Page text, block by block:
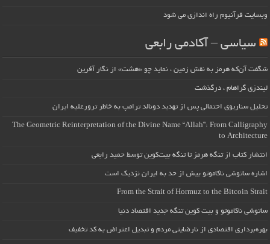
وبسایت قرآنیوم راه اندازی می شود
سیاسی – آکادمی رابعی
شگفت آن‌که هرمز به نقش زمین ، نماید چو «هشت» از نگار آفرین
لیندزی گراهام ، درگذشت
تحلیل سناریوی احتمالی پس از تهدید دونالد ترامپ به خاطر ترورعلیه ایران
The Geometric Reinterpretation of the Divine Name “Allah”: From Calligraphy
to Architecture
انتشار کتاب از تنگه هرمز تا تنگه بیت‌کوین توسط حمید رابعی
اشاره ساتوشی ناکاموتو بیش از حد به ایران نزدیک است
From the Strait of Hormuz to the Bitcoin Strait
ساتوشی ناکاموتو و بیت کوین تنگه جدید اقتصاد دنیا
بهره‌برداری اقتصادی از نارضایتی مردم و تبدیل اعتراض به کد تخفیف